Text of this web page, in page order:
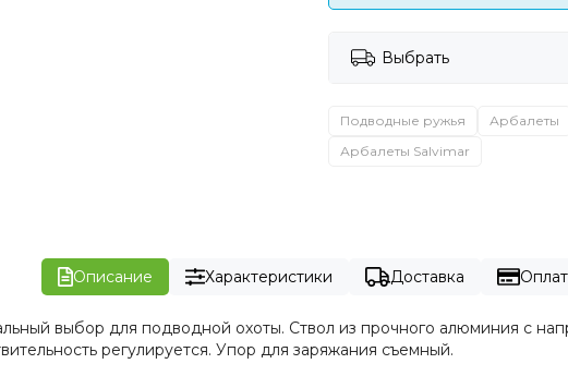
Выбрать
Подводные ружья Арбалеты
Арбалеты Salvimar
Описание Характеристики Доставка
выбор для подводной охоты. Ствол из прочного алюминия с
регулируется. Упор для заряжания съемный.